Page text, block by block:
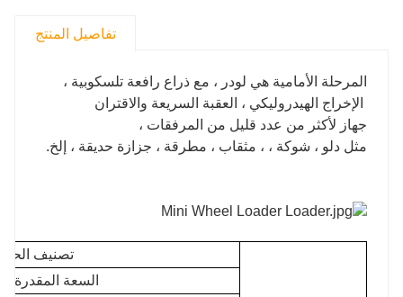
تفاصيل المنتج
المرحلة الأمامية هي لودر ، مع ذراع رافعة تلسكوبية ،
الإخراج الهيدروليكي ، العقبة السريعة والاقتران
جهاز لأكثر من عدد قليل من المرفقات ،
مثل دلو ، شوكة ، ، مثقاب ، مطرقة ، جزازة حديقة ، إلخ.
تصنيف
السعة المقدرة